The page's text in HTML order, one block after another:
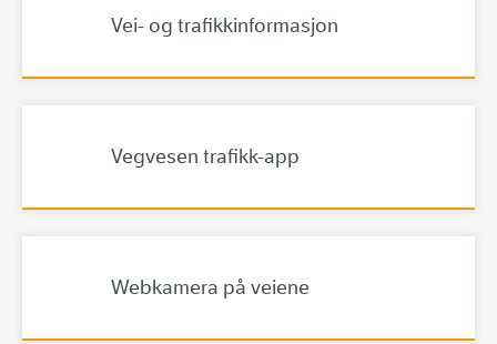
Vei- og trafikkinformasjon
Vegvesen trafikk-app
Webkamera på veiene